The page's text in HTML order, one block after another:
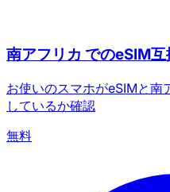
南アフリカ でのeSIM
お使いのスマホがeSIMと南
しているか確認
無料